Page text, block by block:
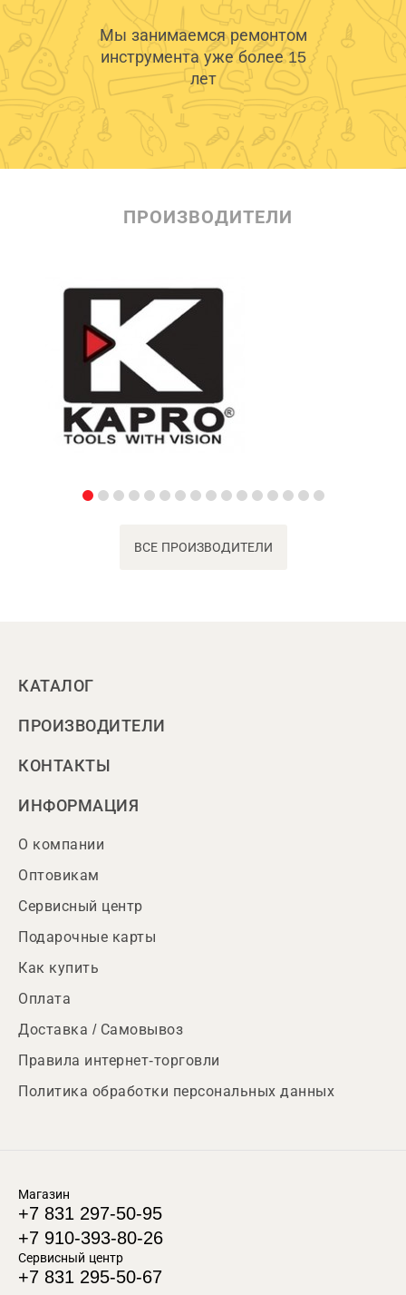
Мы занимаемся ремонтом
инструмента уже более 15
лет
ПРОИЗВОДИТЕЛИ
ВСЕ ПРОИЗВОДИТЕЛИ
КАТАЛОГ
ПРОИЗВОДИТЕЛИ
КОНТАКТЫ
ИНФОРМАЦИЯ
О компании
Оптовикам
Сервисный центр
Подарочные карты
Как купить
Оплата
Доставка / Самовывоз
Правила интернет-торговли
Политика обработки персональных данных
Магазин
+7 831 297-50-95
+7 910-393-80-26
Сервисный центр
+7 831 295-50-67